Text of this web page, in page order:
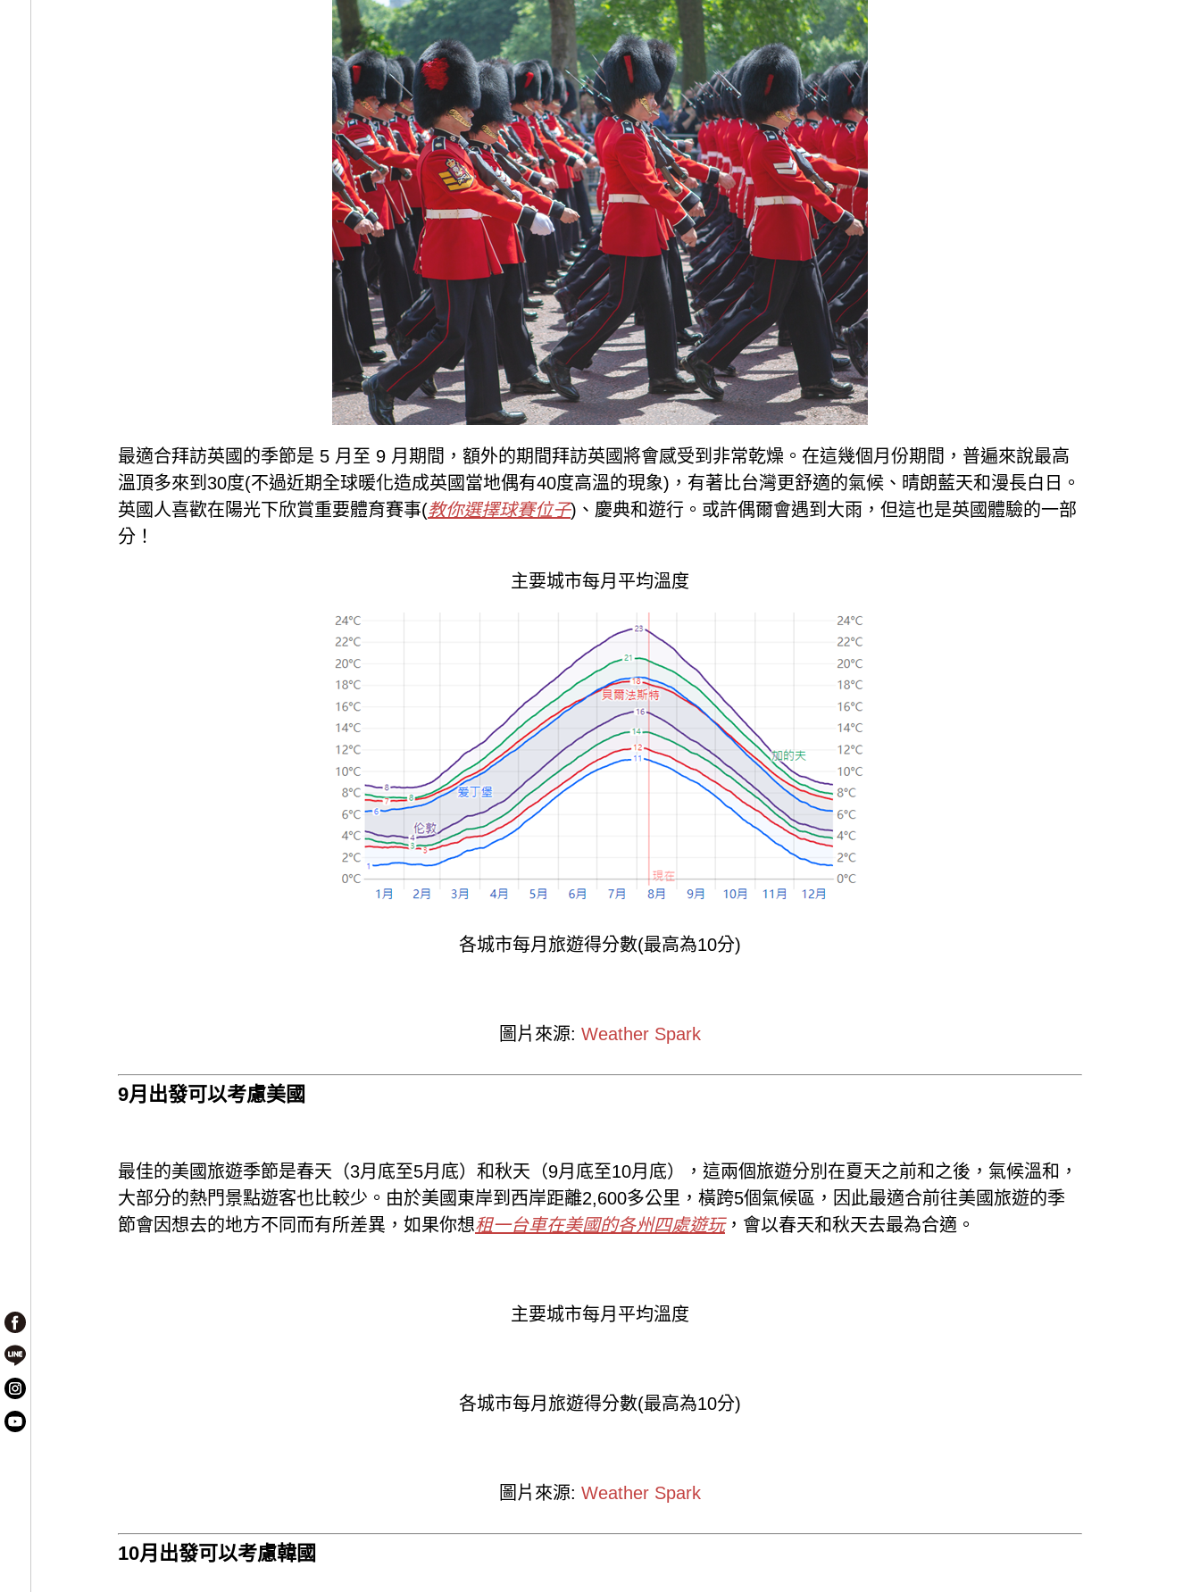
最適合拜訪英國的季節是 5 月至 9 月期間，額外的期間拜訪英國將會感受到非常乾燥。在這幾個月份期間，普遍來說最高
溫頂多來到30度(不過近期全球暖化造成英國當地偶有40度高溫的現象)，有著比台灣更舒適的氣候、晴朗藍天和漫長白日。
英國人喜歡在陽光下欣賞重要體育賽事(教你選擇球賽位子)、慶典和遊行。或許偶爾會遇到大雨，但這也是英國體驗的一部
分！
主要城市每月平均溫度
各城市每月旅遊得分數(最高為10分)
圖片來源: Weather Spark
9月出發可以考慮美國
最佳的美國旅遊季節是春天（3月底至5月底）和秋天（9月底至10月底），這兩個旅遊分別在夏天之前和之後，氣候溫和，
大部分的熱門景點遊客也比較少。由於美國東岸到西岸距離2,600多公里，橫跨5個氣候區，因此最適合前往美國旅遊的季
節會因想去的地方不同而有所差異，如果你想租一台車在美國的各州四處遊玩，會以春天和秋天去最為合適。
主要城市每月平均溫度
各城市每月旅遊得分數(最高為10分)
圖片來源: Weather Spark
10月出發可以考慮韓國